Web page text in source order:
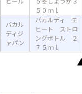
５０ｍｌ
バカル
ディジ
ャパン
バカルディ モ
ヒート ストロ
ングボトル ２
７５ｍｌ